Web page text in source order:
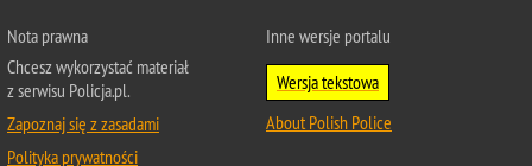
Nota prawna
Chcesz wykorzystać materiał
z serwisu Policja.pl.
Zapoznaj się z zasadami
Polityka prywatności
Inne wersje portalu
Wersja tekstowa
About Polish Police